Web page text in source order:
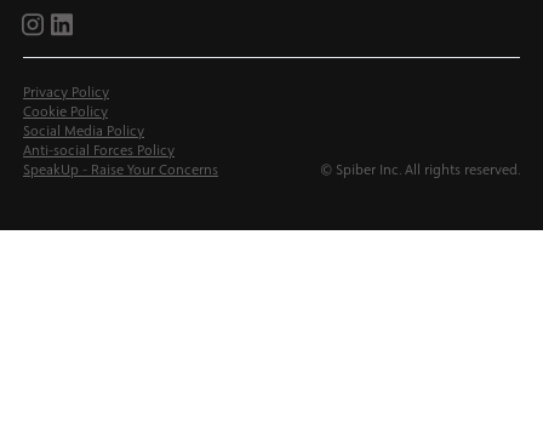
brijr/components
brijr/components
Privacy Policy
Cookie Policy
Social Media Policy
Anti-social Forces Policy
SpeakUp - Raise Your Concerns
© Spiber Inc. All rights reserved.